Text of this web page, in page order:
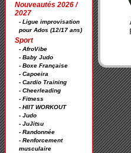
Nouveautés 2026 /
2027
- Ligue improvisation
pour Ados (12/17 ans)
Sport
- AfroVibe
- Baby Judo
- Boxe Française
- Capoeira
- Cardio Training
- Cheerleading
- Fitness
- HIIT WORKOUT
- Judo
- JuJitsu
- Randonnée
- Renforcement
musculaire